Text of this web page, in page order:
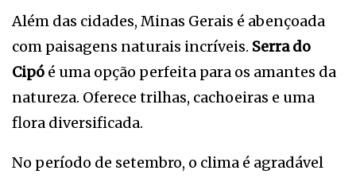
Além das cidades, Minas Gerais é abençoada
com paisagens naturais incríveis. Serra do
Cipó é uma opção perfeita para os amantes da
natureza. Oferece trilhas, cachoeiras e uma
flora diversificada.
No período de setembro, o clima é agradável